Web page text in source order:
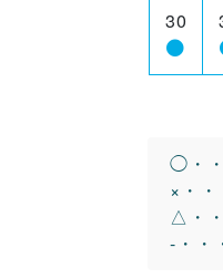
30
◯・
×・
△・
-・・